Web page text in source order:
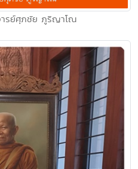
ารย์ศุภชัย ภูริญาโณ